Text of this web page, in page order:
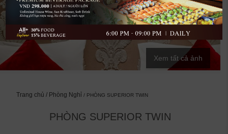
Xem tất cả ảnh
Trang chủ Phòng Nghỉ PHÒNG SUPERIOR TWIN
PHÒNG SUPERIOR TWIN